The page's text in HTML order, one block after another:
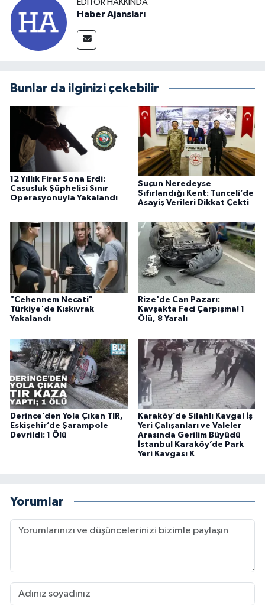
EDITÖR HAKKINDA
Haber Ajansları
Bunlar da ilginizi çekebilir
12 Yıllık Firar Sona Erdi:
Casusluk Şüphelisi Sınır
Operasyonuyla Yakalandı
Suçun Neredeyse
Sıfırlandığı Kent: Tunceli’de
Asayiş Verileri Dikkat Çekti
"Cehennem Necati"
Türkiye'de Kıskıvrak
Yakalandı
Rize'de Can Pazarı:
Kavşakta Feci Çarpışma! 1
Ölü, 8 Yaralı
Derince’den Yola Çıkan TIR,
Eskişehir’de Şarampole
Devrildi: 1 Ölü
Karaköy’de Silahlı Kavga! İş
Yeri Çalışanları ve Valeler
Arasında Gerilim Büyüdü
İstanbul Karaköy’de Park
Yeri Kavgası K
Yorumlar